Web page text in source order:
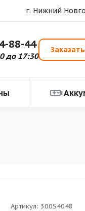
г. Нижний
88-44
до 17:30
Артикул: 300S4048